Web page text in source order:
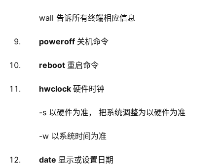
wall 告诉所有终端相应信息
poweroff 关机命令
reboot 重启命令
hwclock 硬件时钟
-s 以硬件为准， 把系统调整为以硬件为准
-w 以系统时间为准
date 显示或设置日期